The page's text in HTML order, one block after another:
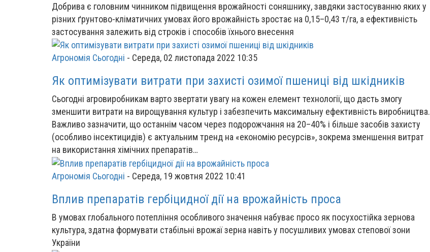
Добрива є головним чинником підвищення врожайності соняшнику, завдяки застосуванню яких у
різних ґрунтово-кліматичних умовах його врожайність зростає на 0,15–0,43 т/га, а ефективність
застосування залежить від строків і способів їхнього внесення
Агрономія Сьогодні - Середа, 02 листопада 2022 10:35
Як оптимізувати витрати при захисті озимої пшениці від шкідників
Сьогодні агровиробникам варто звертати увагу на кожен елемент технології, що дасть змогу
зменшити витрати на вирощування культур і забезпечить максимальну ефективність виробництва.
Важливо зазначити, що останнім часом через подорожчання на 20–40% і більше засобів захисту
(особливо інсектицидів) є актуальним тренд на «економію ресурсів», зокрема зменшення витрат
на використання хімічних препаратів…
Агрономія Сьогодні - Середа, 19 жовтня 2022 10:41
Вплив препаратів гербіцидної дії на врожайність проса
В умовах глобального потепління особливого значення набуває просо як посухостійка зернова
культура, здатна формувати стабільні врожаї зерна навіть у посушливих умовах степової зони
України